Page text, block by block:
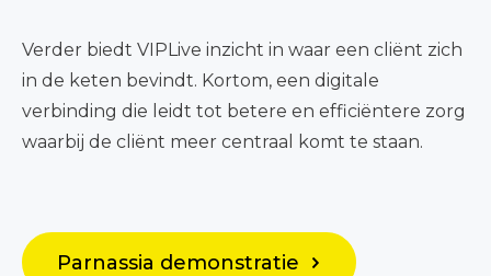
Verder biedt VIPLive inzicht in waar een cliënt zich
in de keten bevindt. Kortom, een digitale
verbinding die leidt tot betere en efficiëntere zorg
waarbij de cliënt meer centraal komt te staan.
Parnassia demonstratie